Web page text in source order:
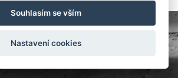
Souhlasím se vším
Nastavení cookies